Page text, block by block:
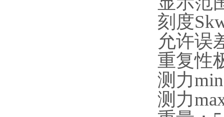
刻度
允许误
重复性
测力
测力